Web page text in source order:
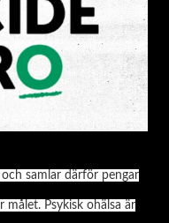
samlar därför pengar
målet. Psykisk ohälsa är